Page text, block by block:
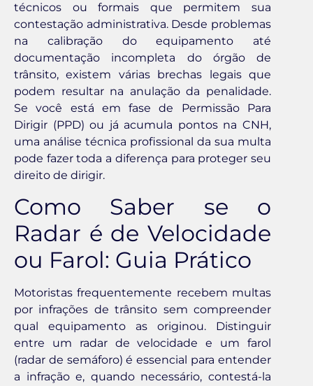
técnicos ou formais que permitem sua
contestação administrativa. Desde problemas
na calibração do equipamento até
documentação incompleta do órgão de
trânsito, existem várias brechas legais que
podem resultar na anulação da penalidade.
Se você está em fase de Permissão Para
Dirigir (PPD) ou já acumula pontos na CNH,
uma análise técnica profissional da sua multa
pode fazer toda a diferença para proteger seu
direito de dirigir.
Como Saber se o
Radar é de Velocidade
ou Farol: Guia Prático
Motoristas frequentemente recebem multas
por infrações de trânsito sem compreender
qual equipamento as originou. Distinguir
entre um radar de velocidade e um farol
(radar de semáforo) é essencial para entender
a infração e, quando necessário, contestá-la